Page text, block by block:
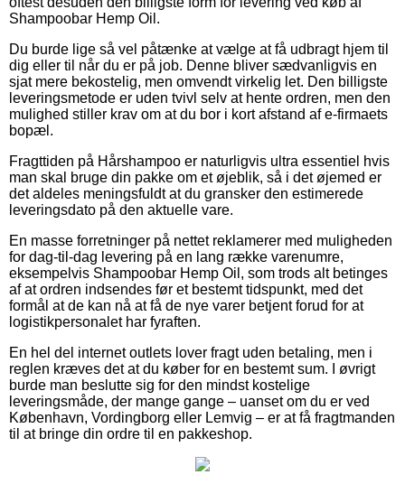
Shampoobar Hemp Oil.
Du burde lige så vel påtænke at vælge at få udbragt hjem til
dig eller til når du er på job. Denne bliver sædvanligvis en
sjat mere bekostelig, men omvendt virkelig let. Den billigste
leveringsmetode er uden tvivl selv at hente ordren, men den
mulighed stiller krav om at du bor i kort afstand af e-firmaets
bopæl.
Fragttiden på Hårshampoo er naturligvis ultra essentiel hvis
man skal bruge din pakke om et øjeblik, så i det øjemed er
det aldeles meningsfuldt at du gransker den estimerede
leveringsdato på den aktuelle vare.
En masse forretninger på nettet reklamerer med muligheden
for dag-til-dag levering på en lang række varenumre,
eksempelvis Shampoobar Hemp Oil, som trods alt betinges
af at ordren indsendes før et bestemt tidspunkt, med det
formål at de kan nå at få de nye varer betjent forud for at
logistikpersonalet har fyraften.
En hel del internet outlets lover fragt uden betaling, men i
reglen kræves det at du køber for en bestemt sum. I øvrigt
burde man beslutte sig for den mindst kostelige
leveringsmåde, der mange gange – uanset om du er ved
København, Vordingborg eller Lemvig – er at få fragtmanden
til at bringe din ordre til en pakkeshop.